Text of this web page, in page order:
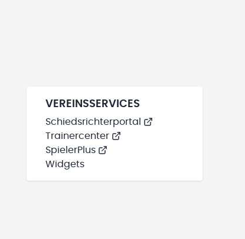
VEREINSSERVICES
Schiedsrichterportal
Trainercenter
SpielerPlus
Widgets